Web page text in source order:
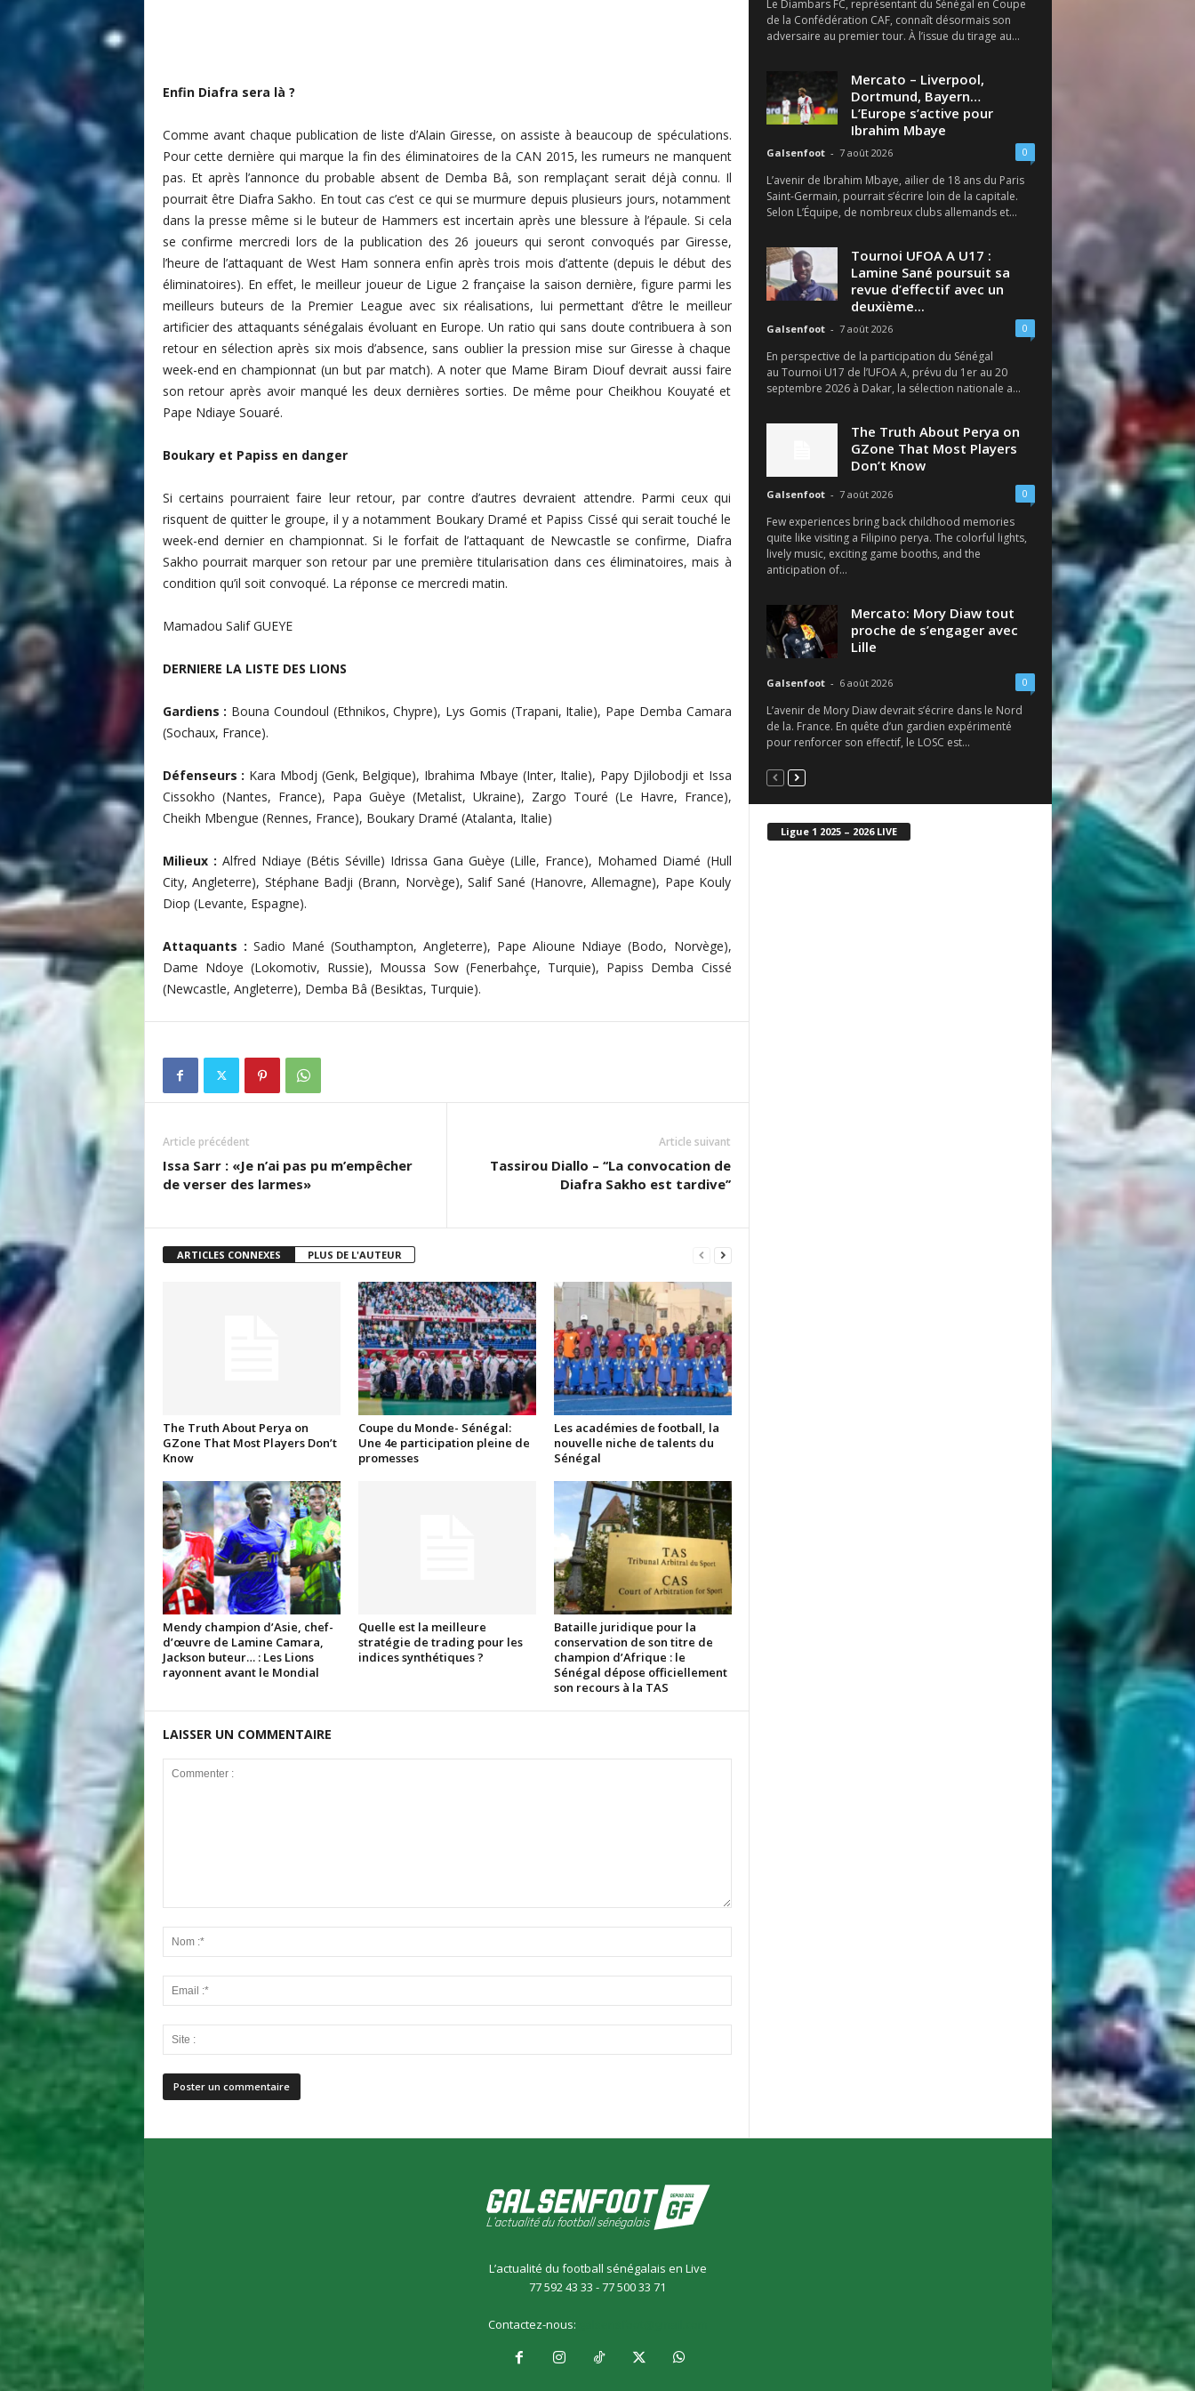
t
S
n
g
a
l
a
i
s
Enfin Diafra sera là ?
Comme avant chaque publication de liste d’Alain Giresse, on assiste à beaucoup de spéculations.
Pour cette dernière qui marque la fin des éliminatoires de la CAN 2015, les rumeurs ne manquent
pas. Et après l’annonce du probable absent de Demba Bâ, son remplaçant serait déjà connu. Il
pourrait être Diafra Sakho. En tout cas c’est ce qui se murmure depuis plusieurs jours, notamment
dans la presse même si le buteur de Hammers est incertain après une blessure à l’épaule. Si cela
se confirme mercredi lors de la publication des 26 joueurs qui seront convoqués par Giresse,
l’heure de l’attaquant de West Ham sonnera enfin après trois mois d’attente (depuis le début des
éliminatoires). En effet, le meilleur joueur de Ligue 2 française la saison dernière, figure parmi les
meilleurs buteurs de la Premier League avec six réalisations, lui permettant d’être le meilleur
artificier des attaquants sénégalais évoluant en Europe. Un ratio qui sans doute contribuera à son
retour en sélection après six mois d’absence, sans oublier la pression mise sur Giresse à chaque
week-end en championnat (un but par match). A noter que Mame Biram Diouf devrait aussi faire
son retour après avoir manqué les deux dernières sorties. De même pour Cheikhou Kouyaté et
Pape Ndiaye Souaré.
Boukary et Papiss en danger
Si certains pourraient faire leur retour, par contre d’autres devraient attendre. Parmi ceux qui
risquent de quitter le groupe, il y a notamment Boukary Dramé et Papiss Cissé qui serait touché le
week-end dernier en championnat. Si le forfait de l’attaquant de Newcastle se confirme, Diafra
Sakho pourrait marquer son retour par une première titularisation dans ces éliminatoires, mais à
condition qu’il soit convoqué. La réponse ce mercredi matin.
Mamadou Salif GUEYE
DERNIERE LA LISTE DES LIONS
Gardiens : Bouna Coundoul (Ethnikos, Chypre), Lys Gomis (Trapani, Italie), Pape Demba Camara
(Sochaux, France).
Défenseurs : Kara Mbodj (Genk, Belgique), Ibrahima Mbaye (Inter, Italie), Papy Djilobodji et Issa
Cissokho (Nantes, France), Papa Guèye (Metalist, Ukraine), Zargo Touré (Le Havre, France),
Cheikh Mbengue (Rennes, France), Boukary Dramé (Atalanta, Italie)
Milieux : Alfred Ndiaye (Bétis Séville) Idrissa Gana Guèye (Lille, France), Mohamed Diamé (Hull
City, Angleterre), Stéphane Badji (Brann, Norvège), Salif Sané (Hanovre, Allemagne), Pape Kouly
Diop (Levante, Espagne).
Attaquants : Sadio Mané (Southampton, Angleterre), Pape Alioune Ndiaye (Bodo, Norvège),
Dame Ndoye (Lokomotiv, Russie), Moussa Sow (Fenerbahçe, Turquie), Papiss Demba Cissé
(Newcastle, Angleterre), Demba Bâ (Besiktas, Turquie).
Article précédent
Issa Sarr : «Je n’ai pas pu m’empêcher
de verser des larmes»
Article suivant
Tassirou Diallo – ‘‘La convocation de
Diafra Sakho est tardive’’
ARTICLES CONNEXES PLUS DE L'AUTEUR
The Truth About Perya on
GZone That Most Players Don’t
Know
Coupe du Monde- Sénégal:
Une 4e participation pleine de
promesses
Les académies de football, la
nouvelle niche de talents du
Sénégal
Mendy champion d’Asie, chef-
d’œuvre de Lamine Camara,
Jackson buteur… : Les Lions
rayonnent avant le Mondial
Quelle est la meilleure
stratégie de trading pour les
indices synthétiques ?
Bataille juridique pour la
conservation de son titre de
champion d’Afrique : le
Sénégal dépose officiellement
son recours à la TAS
LAISSER UN COMMENTAIRE
Le Diambars FC, représentant du Sénégal en Coupe
de la Confédération CAF, connaît désormais son
adversaire au premier tour. À l’issue du tirage au...
Mercato – Liverpool,
Dortmund, Bayern…
L’Europe s’active pour
Ibrahim Mbaye
Galsenfoot - 7 août 2026 0
L’avenir de Ibrahim Mbaye, ailier de 18 ans du Paris
Saint-Germain, pourrait s’écrire loin de la capitale.
Selon L’Équipe, de nombreux clubs allemands et...
Tournoi UFOA A U17 :
Lamine Sané poursuit sa
revue d’effectif avec un
deuxième...
Galsenfoot - 7 août 2026 0
En perspective de la participation du Sénégal
au Tournoi U17 de l’UFOA A, prévu du 1er au 20
septembre 2026 à Dakar, la sélection nationale a...
The Truth About Perya on
GZone That Most Players
Don’t Know
Galsenfoot - 7 août 2026 0
Few experiences bring back childhood memories
quite like visiting a Filipino perya. The colorful lights,
lively music, exciting game booths, and the
anticipation of...
Mercato: Mory Diaw tout
proche de s’engager avec
Lille
Galsenfoot - 6 août 2026 0
L’avenir de Mory Diaw devrait s’écrire dans le Nord
de la. France. En quête d’un gardien expérimenté
pour renforcer son effectif, le LOSC est...
Ligue 1 2025 – 2026 LIVE
L’actualité du football sénégalais en Live
77 592 43 33 - 77 500 33 71
Contactez-nous: